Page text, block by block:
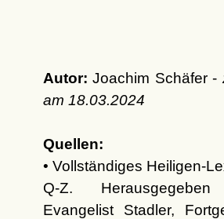
Autor: Joachim Schäfer -
am 18.03.2024
Quellen:
• Vollständiges Heiligen-
Q-Z.
Evangelist Stadler,